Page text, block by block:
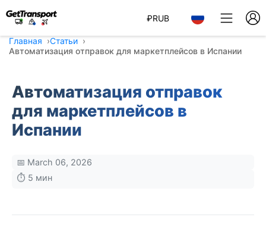
₽RUB
Главная
Статьи
Автоматизация отправок для маркетплейсов в Испании
Автоматизация отправок
для маркетплейсов в
Испании
📅 March 06, 2026
⏱️ 5 мин